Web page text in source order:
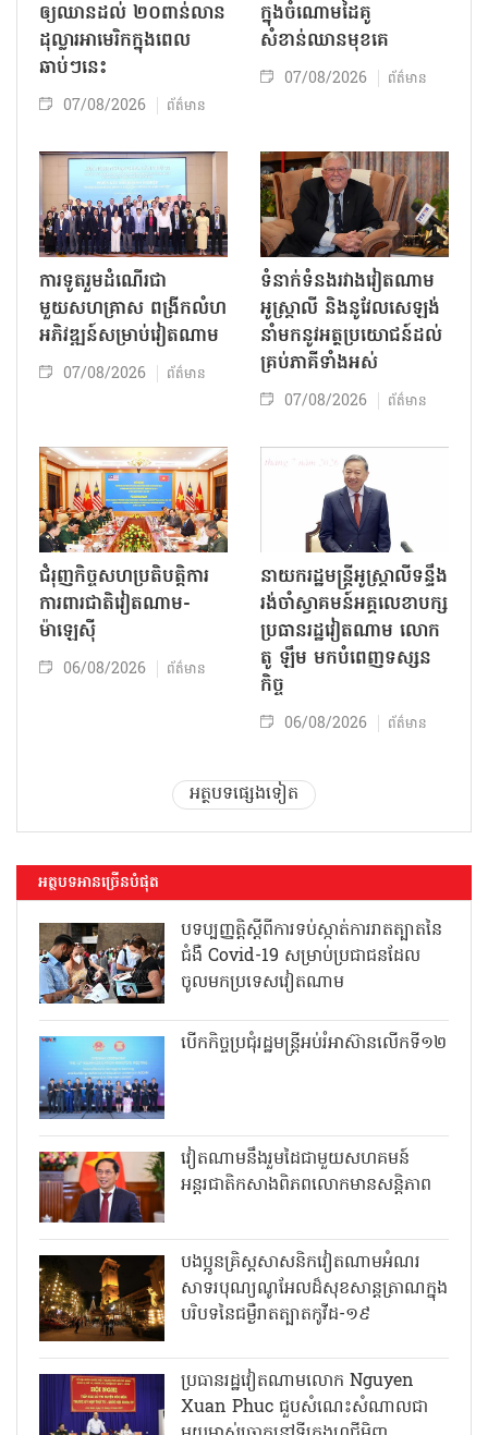
ឲ្យឈានដល់ ២០ពាន់លាន
ដុល្លារអាមេរិកក្នុងពេល
ឆាប់ៗនេះ
07/08/2026 ព័ត៌មាន
ក្នុងចំណោមដៃគូ
សំខាន់ឈានមុខគេ
07/08/2026 ព័ត៌មាន
ការទូតរួមដំណើរជា
មួយសហគ្រាស ពង្រីកលំហ
អភិវឌ្ឍន៍សម្រាប់វៀតណាម
07/08/2026 ព័ត៌មាន
ទំនាក់ទំនងរវាងវៀតណាម
អូស្ត្រាលី និងនូវែលសេឡង់
នាំមកនូវអត្ថប្រយោជន៍ដល់
គ្រប់ភាគីទាំងអស់
07/08/2026 ព័ត៌មាន
ជំរុញកិច្ចសហប្រតិបត្តិការ
ការពារជាតិវៀតណាម-
ម៉ាឡេស៊ី
06/08/2026 ព័ត៌មាន
នាយករដ្ឋមន្ត្រីអូស្ត្រាលីទន្ទឹង
រង់ចាំស្វាគមន៍អគ្គលេខាបក្ស
ប្រធានរដ្ឋវៀតណាម លោក
តូ ឡឹម មកបំពេញទស្សន
កិច្ច
06/08/2026 ព័ត៌មាន
អត្ថបទផ្សេងទៀត
អត្ថបទអានច្រើនបំផុត
បទប្បញ្ញត្តិស្តីពីការទប់ស្កាត់ការរាតត្បាតនៃ
ជំងឺ Covid-19 សម្រាប់ប្រជាជនដែល
ចូលមកប្រទេសវៀតណាម
បើកកិច្ចប្រជុំរដ្ឋមន្ត្រីអប់រំអាស៊ានលើកទី១២
វៀតណាមនឹងរួមដៃជាមួយសហគមន៍
អន្តរជាតិកសាងពិភពលោកមានសន្តិភាព
បងប្អូនគ្រិស្តសាសនិកវៀតណាមអំណរ
សាទរបុណ្យណូអែលដ៏សុខសាន្តត្រាណក្នុង
បរិបទនៃជម្ងឺរាតត្បាតកូវីដ-១៩
ប្រធានរដ្ឋវៀតណាមលោក Nguyen
Xuan Phuc ជួបសំណេះសំណាលជា